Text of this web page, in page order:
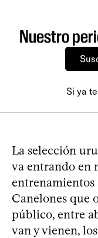
Nuestro
Si ya
La selección
va entrando en
entrenamientos
Canelones que
público, entre
van y vienen,